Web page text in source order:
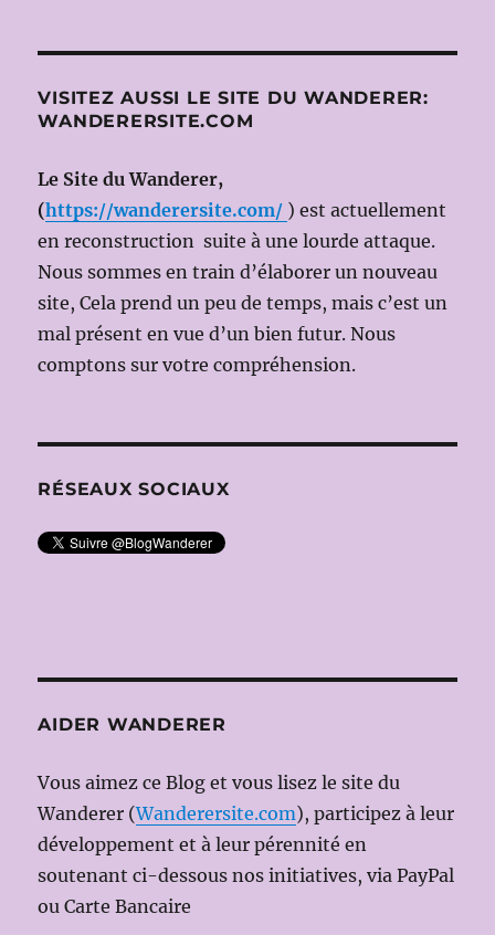
VISITEZ AUSSI LE SITE DU WANDERER:
WANDERERSITE.COM
Le Site du Wanderer,
(https://wanderersite.com/ ) est actuellement
en reconstruction suite à une lourde attaque.
Nous sommes en train d’élaborer un nouveau
site, Cela prend un peu de temps, mais c’est un
mal présent en vue d’un bien futur. Nous
comptons sur votre compréhension.
RÉSEAUX SOCIAUX
AIDER WANDERER
Vous aimez ce Blog et vous lisez le site du
Wanderer (Wanderersite.com), participez à leur
développement et à leur pérennité en
soutenant ci-dessous nos initiatives, via PayPal
ou Carte Bancaire